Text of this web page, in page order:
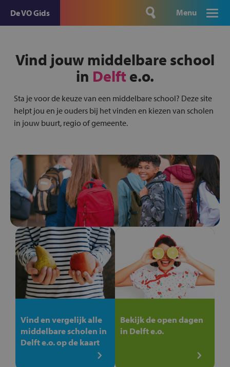
De VO Gids Menu
Vind jouw middelbare school
in Delft e.o.
Sta je voor de keuze van een middelbare school? Deze site
helpt jou en je ouders bij het vinden en kiezen van scholen
in jouw buurt, regio of gemeente.
Vind en vergelijk alle
middelbare scholen in
Delft e.o. op de kaart
Bekijk de open dagen
in Delft e.o.